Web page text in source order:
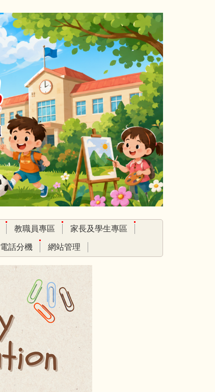
教職員專區 家長及學生專區
話分機 網站管理